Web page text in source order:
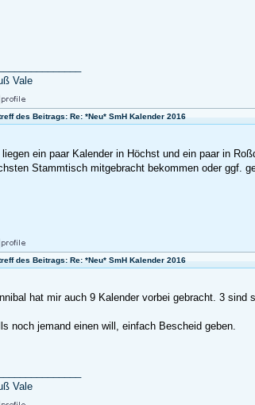
Vale
des Beitrags: Re: *Neu* SmH Kalender 2016
liegen ein paar Kalender in Höchst und ein paar in
Stammtisch mitgebracht bekommen oder ggf.
des Beitrags: Re: *Neu* SmH Kalender 2016
hat mir auch 9 Kalender vorbei gebracht. 3
noch jemand einen will, einfach Bescheid geben.
Vale